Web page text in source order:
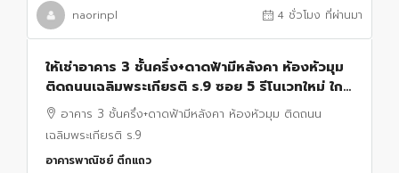
naorinpl 4 ชั่วโมง ที่ผ่านมา
ให้เช่าอาคาร 3 ชั้นครึ่ง+ดาดฟ้ามีหลังคา ห้องหัวมุม
ติดถนนเฉลิมพระเกียรติ ร.9 ซอย 5 รีโนเวทใหม่ ใกล้
รถไฟฟ้าศรีอุดม 400 เมตร
อาคาร 3 ชั้นครึ่ง+ดาดฟ้ามีหลังคา ห้องหัวมุม ติดถนน
เฉลิมพระเกียรติ ร.9
อาคารพาณิชย์ ตึกแถว